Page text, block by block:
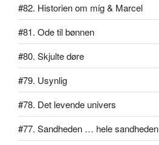
#82. Historien om mig & Marcel
#81. Ode til bønnen
#80. Skjulte døre
#79. Usynlig
#78. Det levende univers
#77. Sandheden … hele sandheden